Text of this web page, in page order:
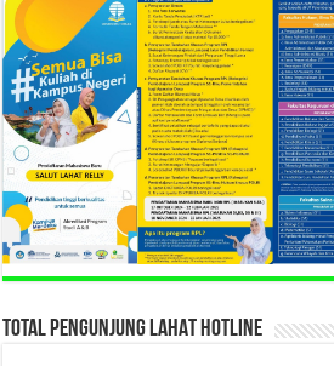
TOTAL PENGUNJUNG LAHAT HOTLINE